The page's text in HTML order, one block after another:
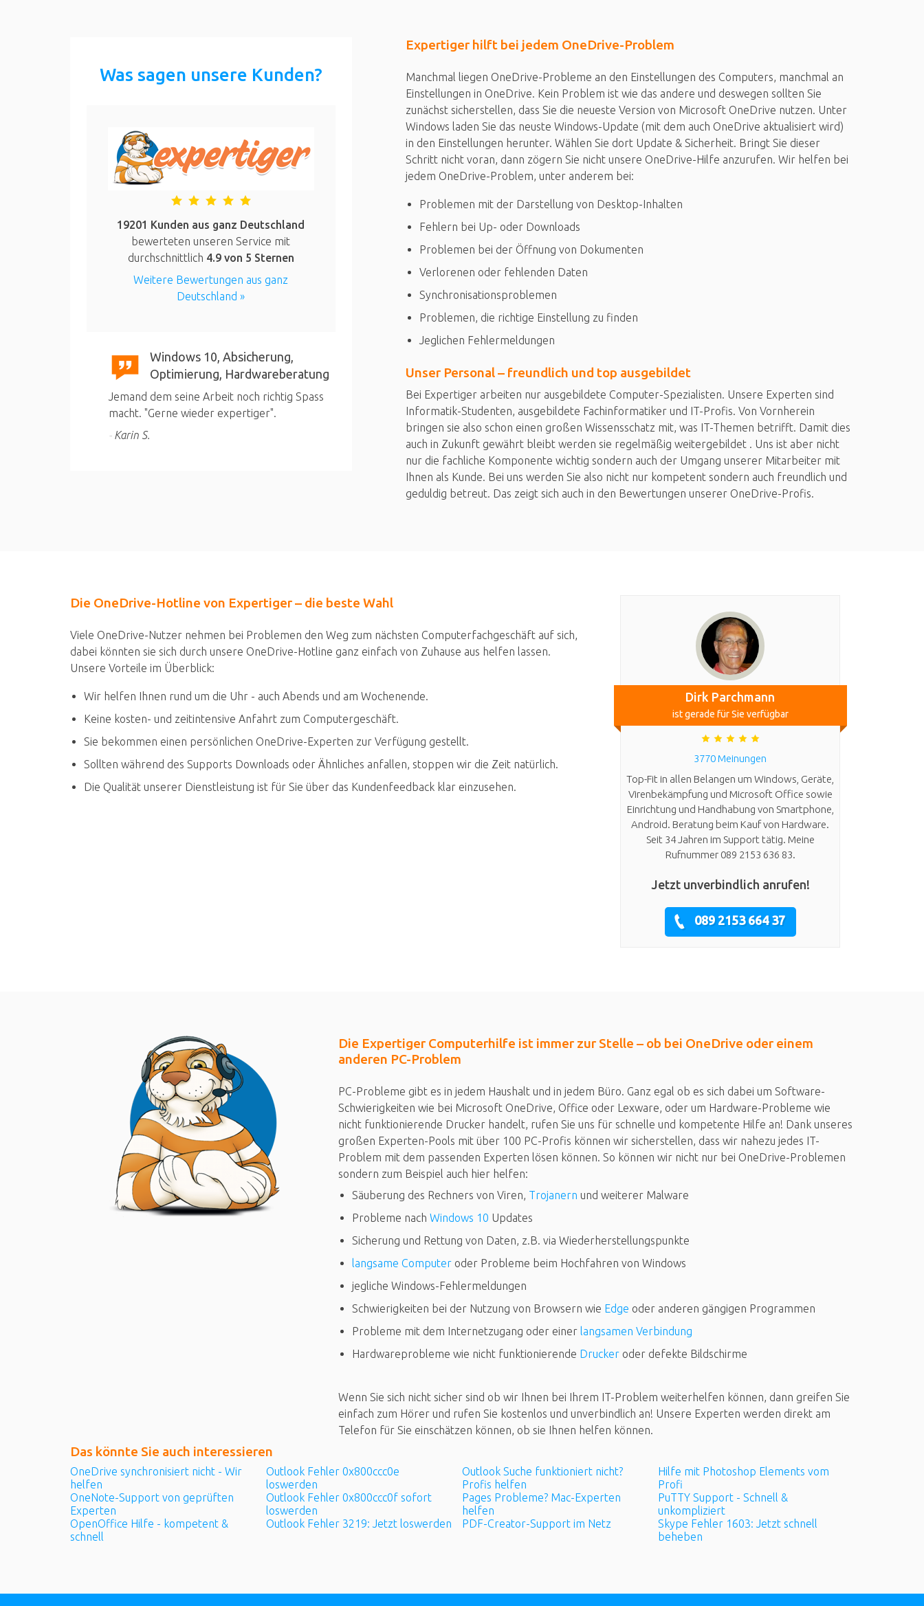
Was sagen unsere Kunden?
19201 Kunden aus ganz Deutschland
bewerteten unseren Service mit
durchschnittlich 4.9von 5 Sternen
Weitere Bewertungen aus ganz
Deutschland »
Windows 10, Absicherung,
Optimierung, Hardwareberatung
Jemand dem seine Arbeit noch richtig Spass
macht. "Gerne wieder expertiger".
Karin S.
Expertiger hilft bei jedem OneDrive-Problem
Manchmal liegen OneDrive-Probleme an den Einstellungen des Computers, manchmal an
Einstellungen in OneDrive. Kein Problem ist wie das andere und deswegen sollten Sie
zunächst sicherstellen, dass Sie die neueste Version von Microsoft OneDrive nutzen. Unter
Windows laden Sie das neuste Windows-Update (mit dem auch OneDrive aktualisiert wird)
in den Einstellungen herunter. Wählen Sie dort Update & Sicherheit. Bringt Sie dieser
Schritt nicht voran, dann zögern Sie nicht unsere OneDrive-Hilfe anzurufen. Wir helfen bei
jedem OneDrive-Problem, unter anderem bei:
Problemen mit der Darstellung von Desktop-Inhalten
Fehlern bei Up- oder Downloads
Problemen bei der Öffnung von Dokumenten
Verlorenen oder fehlenden Daten
Synchronisationsproblemen
Problemen, die richtige Einstellung zu finden
Jeglichen Fehlermeldungen
Unser Personal – freundlich und top ausgebildet
Bei Expertiger arbeiten nur ausgebildete Computer-Spezialisten. Unsere Experten sind
Informatik-Studenten, ausgebildete Fachinformatiker und IT-Profis. Von Vornherein
bringen sie also schon einen großen Wissensschatz mit, was IT-Themen betrifft. Damit dies
auch in Zukunft gewährt bleibt werden sie regelmäßig weitergebildet . Uns ist aber nicht
nur die fachliche Komponente wichtig sondern auch der Umgang unserer Mitarbeiter mit
Ihnen als Kunde. Bei uns werden Sie also nicht nur kompetent sondern auch freundlich und
geduldig betreut. Das zeigt sich auch in den Bewertungen unserer OneDrive-Profis.
Die OneDrive-Hotline von Expertiger – die beste Wahl
Viele OneDrive-Nutzer nehmen bei Problemen den Weg zum nächsten Computerfachgeschäft auf sich,
dabei könnten sie sich durch unsere OneDrive-Hotline ganz einfach von Zuhause aus helfen lassen.
Unsere Vorteile im Überblick:
Wir helfen Ihnen rund um die Uhr - auch Abends und am Wochenende.
Keine kosten- und zeitintensive Anfahrt zum Computergeschäft.
Sie bekommen einen persönlichen OneDrive-Experten zur Verfügung gestellt.
Sollten während des Supports Downloads oder Ähnliches anfallen, stoppen wir die Zeit natürlich.
Die Qualität unserer Dienstleistung ist für Sie über das Kundenfeedback klar einzusehen.
Dirk Parchmann
ist gerade für Sie verfügbar
3770 Meinungen
Top-Fit in allen Belangen um Windows, Geräte,
Virenbekämpfung und Microsoft Office sowie
Einrichtung und Handhabung von Smartphone,
Android. Beratung beim Kauf von Hardware.
Seit 34 Jahren im Support tätig. Meine
Rufnummer 089 2153 636 83.
Jetzt unverbindlich anrufen!
089 2153 664 37
Die Expertiger Computerhilfe ist immer zur Stelle – ob bei OneDrive oder einem
anderen PC-Problem
PC-Probleme gibt es in jedem Haushalt und in jedem Büro. Ganz egal ob es sich dabei um Software-
Schwierigkeiten wie bei Microsoft OneDrive, Office oder Lexware, oder um Hardware-Probleme wie
nicht funktionierende Drucker handelt, rufen Sie uns für schnelle und kompetente Hilfe an! Dank unseres
großen Experten-Pools mit über 100 PC-Profis können wir sicherstellen, dass wir nahezu jedes IT-
Problem mit dem passenden Experten lösen können. So können wir nicht nur bei OneDrive-Problemen
sondern zum Beispiel auch hier helfen:
Säuberung des Rechners von Viren, Trojanern und weiterer Malware
Probleme nach Windows 10 Updates
Sicherung und Rettung von Daten, z.B. via Wiederherstellungspunkte
langsame Computer oder Probleme beim Hochfahren von Windows
jegliche Windows-Fehlermeldungen
Schwierigkeiten bei der Nutzung von Browsern wie Edge oder anderen gängigen Programmen
Probleme mit dem Internetzugang oder einer langsamen Verbindung
Hardwareprobleme wie nicht funktionierende Drucker oder defekte Bildschirme
Wenn Sie sich nicht sicher sind ob wir Ihnen bei Ihrem IT-Problem weiterhelfen können, dann greifen Sie
einfach zum Hörer und rufen Sie kostenlos und unverbindlich an! Unsere Experten werden direkt am
Telefon für Sie einschätzen können, ob sie Ihnen helfen können.
Das könnte Sie auch interessieren
OneDrive synchronisiert nicht - Wir
helfen
OneNote-Support von geprüften
Experten
OpenOffice Hilfe - kompetent &
schnell
Outlook Fehler 0x800ccc0e
loswerden
Outlook Fehler 0x800ccc0f sofort
loswerden
Outlook Fehler 3219: Jetzt loswerden
Outlook Suche funktioniert nicht?
Profis helfen
Pages Probleme? Mac-Experten
helfen
PDF-Creator-Support im Netz
Hilfe mit Photoshop Elements vom
Profi
PuTTY Support - Schnell &
unkompliziert
Skype Fehler 1603: Jetzt schnell
beheben